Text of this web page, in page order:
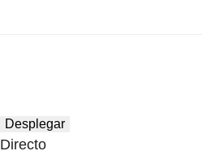
Desplegar
Directo